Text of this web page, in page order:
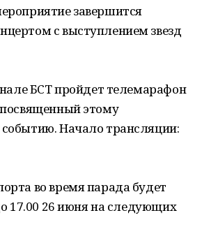
завершится
с выступлением звезд
БСТ пройдет телемарафон
этому
Начало трансляции:
во время парада будет
17.00 26 июня на следующих